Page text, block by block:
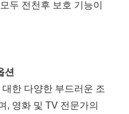
두 전천후 보호 기능이
션
한 다양한 부드러운 조
, 영화 및 TV 전문가의